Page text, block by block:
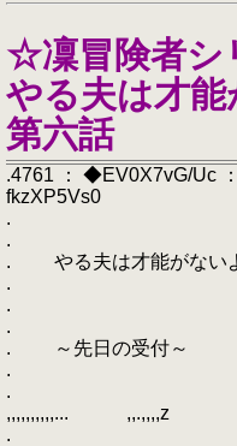
☆凜冒険者シ
やる夫は才
第六話
.4761 ： ◆EV0X7vG/Uc
fkzXP5Vs0
.
.
. やる夫は才能がな
.
.
.
. ～先日の受付～
.
,,,,,,,,,,... ,,.,,,,z
. ／~'''''"